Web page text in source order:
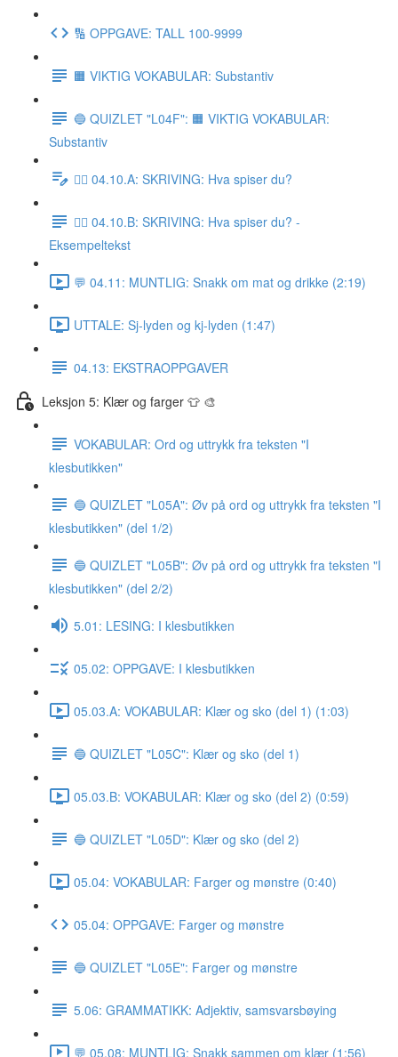
🔢 OPPGAVE: TALL 100-9999
🟧 VIKTIG VOKABULAR: Substantiv
🔵 QUIZLET "L04F": 🟧 VIKTIG VOKABULAR:
Substantiv
✍🏼 04.10.A: SKRIVING: Hva spiser du?
✍🏼 04.10.B: SKRIVING: Hva spiser du? -
Eksempeltekst
💬 04.11: MUNTLIG: Snakk om mat og drikke (2:19)
UTTALE: Sj-lyden og kj-lyden (1:47)
04.13: EKSTRAOPPGAVER
Leksjon 5: Klær og farger 👕 🎨
VOKABULAR: Ord og uttrykk fra teksten "I
klesbutikken"
🔵 QUIZLET "L05A": Øv på ord og uttrykk fra teksten "I
klesbutikken" (del 1/2)
🔵 QUIZLET "L05B": Øv på ord og uttrykk fra teksten "I
klesbutikken" (del 2/2)
5.01: LESING: I klesbutikken
05.02: OPPGAVE: I klesbutikken
05.03.A: VOKABULAR: Klær og sko (del 1) (1:03)
🔵 QUIZLET "L05C": Klær og sko (del 1)
05.03.B: VOKABULAR: Klær og sko (del 2) (0:59)
🔵 QUIZLET "L05D": Klær og sko (del 2)
05.04: VOKABULAR: Farger og mønstre (0:40)
05.04: OPPGAVE: Farger og mønstre
🔵 QUIZLET "L05E": Farger og mønstre
5.06: GRAMMATIKK: Adjektiv, samsvarsbøying
💬 05.08: MUNTLIG: Snakk sammen om klær (1:56)